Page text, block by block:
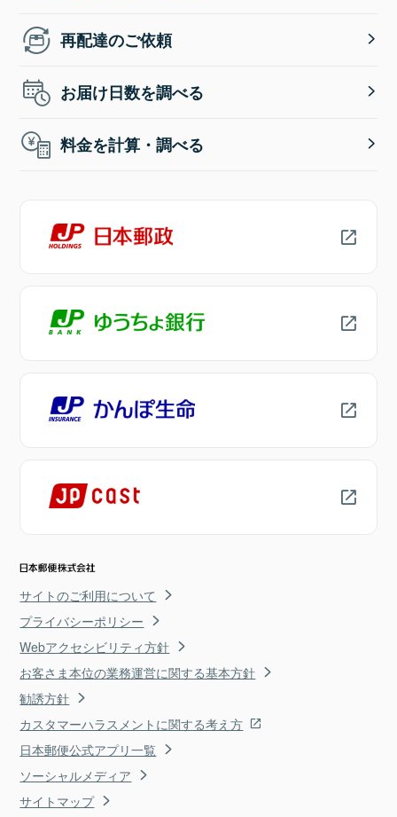
再配達のご依頼
お届け日数を調べる
料金を計算・調べる
サイトのご利用について
プライバシーポリシー
Webアクセシビリティ方針
お客さま本位の業務運営に関する基本方針
勧誘方針
カスタマーハラスメントに関する考え方
日本郵便公式アプリ一覧
ソーシャルメディア
サイトマップ